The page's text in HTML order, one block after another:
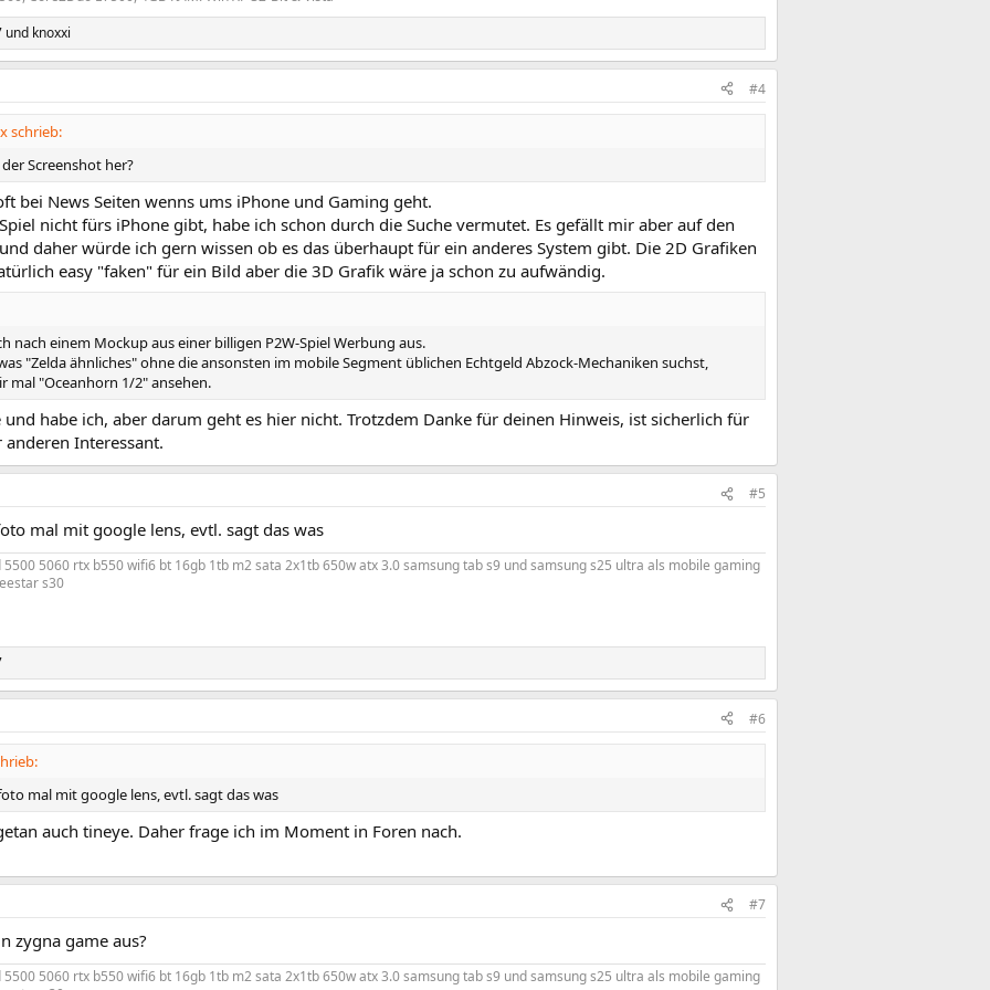
und knoxxi
#4
schrieb:
Screenshot her?
bei News Seiten wenns ums iPhone und Gaming geht.
nicht fürs iPhone gibt, habe ich schon durch die Suche vermutet. Es gefällt mir aber auf den
daher würde ich gern wissen ob es das überhaupt für ein anderes System gibt. Die 2D Grafiken
easy "faken" für ein Bild aber die 3D Grafik wäre ja schon zu aufwändig.
nach einem Mockup aus einer billigen P2W-Spiel Werbung aus.
"Zelda ähnliches" ohne die ansonsten im mobile Segment üblichen Echtgeld Abzock-Mechaniken suchst,
mal "Oceanhorn 1/2" ansehen.
und habe ich, aber darum geht es hier nicht. Trotzdem Danke für deinen Hinweis, ist sicherlich für
Interessant.
#5
mal mit google lens, evtl. sagt das was
5060 rtx b550 wifi6 bt 16gb 1tb m2 sata 2x1tb 650w atx 3.0 samsung tab s9 und samsung s25 ultra als mobile gaming
s30
#6
mal mit google lens, evtl. sagt das was
auch tineye. Daher frage ich im Moment in Foren nach.
#7
zygna game aus?
5060 rtx b550 wifi6 bt 16gb 1tb m2 sata 2x1tb 650w atx 3.0 samsung tab s9 und samsung s25 ultra als mobile gaming